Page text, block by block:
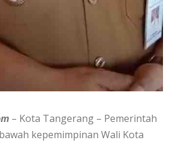
– Kota Tangerang – Pemerintah
kepemimpinan Wali Kota